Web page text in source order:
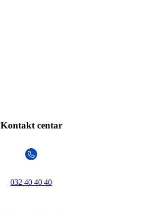
Kontakt centar
032 40 40 40